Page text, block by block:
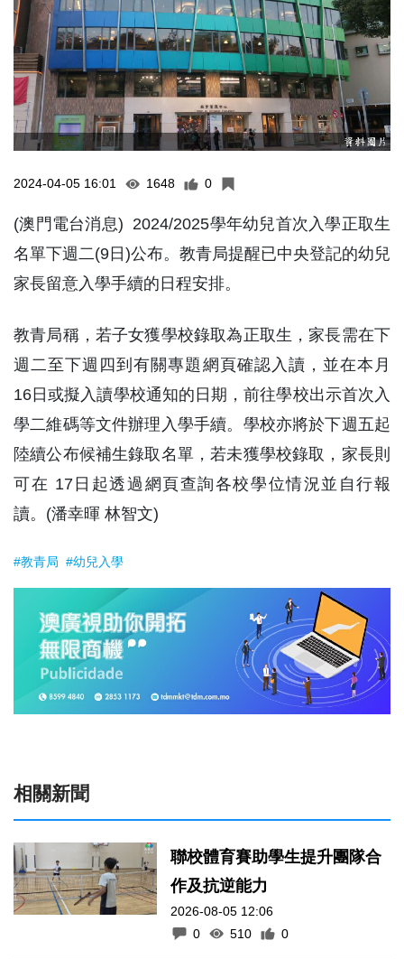
2024-04-05 16:01 1648 0
(澳門電台消息) 2024/2025學年幼兒首次入學正取生
名單下週二(9日)公布。教青局提醒已中央登記的幼兒
家長留意入學手續的日程安排。
教青局稱，若子女獲學校錄取為正取生，家長需在下
週二至下週四到有關專題網頁確認入讀，並在本月
16日或擬入讀學校通知的日期，前往學校出示首次入
學二維碼等文件辦理入學手續。學校亦將於下週五起
陸續公布候補生錄取名單，若未獲學校錄取，家長則
可在 17日起透過網頁查詢各校學位情況並自行報
讀。(潘幸暉 林智文)
#教青局 #幼兒入學
相關新聞
聯校體育賽助學生提升團隊合
作及抗逆能力
2026-08-05 12:06
0
510 0